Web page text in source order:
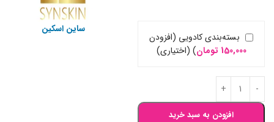
بسته‌بندی کادویی (افزودن
150,000 تومان) (اختیاری)
افزودن به سبد خرید
ساین اسکین